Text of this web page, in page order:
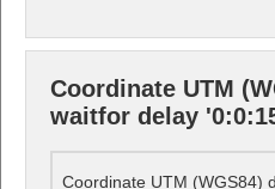
Coordinate UTM
waitfor delay
Coordinate UTM (WGS84)